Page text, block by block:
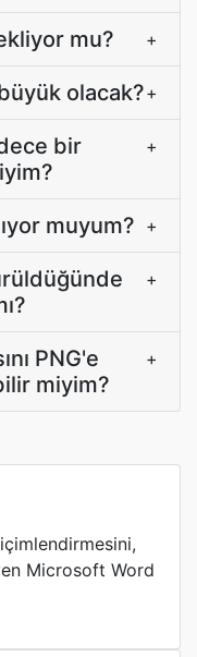
mu? +
olacak?+
bir
+
muyum? +
+
PNG'e
miyim?
+
Microsoft Word